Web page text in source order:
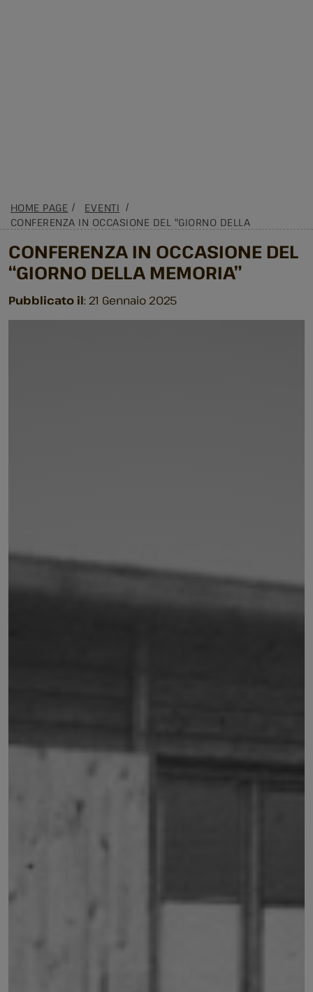
HOME PAGE
EVENTI
CONFERENZA IN OCCASIONE DEL "GIORNO DELLA
CONFERENZA IN OCCASIONE DEL
“GIORNO DELLA MEMORIA”
Pubblicato il: 21 Gennaio 2025